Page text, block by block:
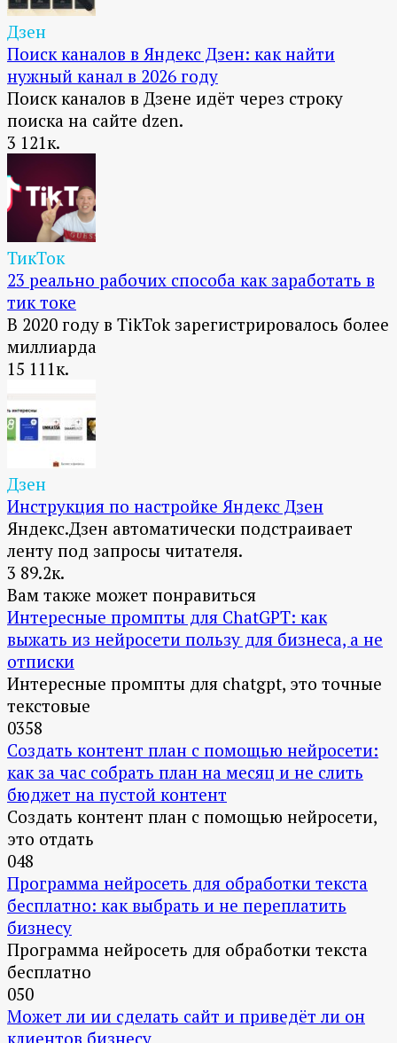
Дзен
Поиск каналов в Яндекс Дзен: как найти
нужный канал в 2026 году
Поиск каналов в Дзене идёт через строку
поиска на сайте dzen.
3 121к.
ТикТок
23 реально рабочих способа как заработать в
тик токе
В 2020 году в TikTok зарегистрировалось более
миллиарда
15 111к.
Дзен
Инструкция по настройке Яндекс Дзен
Яндекс.Дзен автоматически подстраивает
ленту под запросы читателя.
3 89.2к.
Вам также может понравиться
Интересные промпты для ChatGPT: как
выжать из нейросети пользу для бизнеса, а не
отписки
Интересные промпты для chatgpt, это точные
текстовые
0358
Создать контент план с помощью нейросети:
как за час собрать план на месяц и не слить
бюджет на пустой контент
Создать контент план с помощью нейросети,
это отдать
048
Программа нейросеть для обработки текста
бесплатно: как выбрать и не переплатить
бизнесу
Программа нейросеть для обработки текста
бесплатно
050
Может ли ии сделать сайт и приведёт ли он
клиентов бизнесу